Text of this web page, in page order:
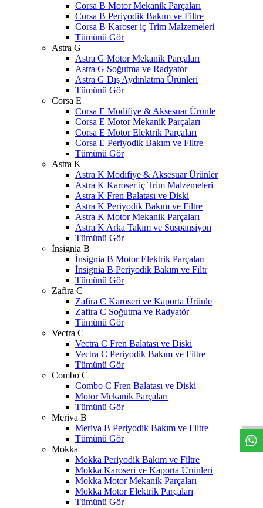
Corsa B Motor Mekanik Parçaları
Corsa B Periyodik Bakım ve Filtre
Corsa B Karoser iç Trim Malzemeleri
Tümünü Gör
Astra G
Astra G Motor Mekanik Parçaları
Astra G Soğutma ve Radyatör
Astra G Dış Aydınlatma Ürünleri
Tümünü Gör
Corsa E
Corsa E Modifiye & Aksesuar Ürünle
Corsa E Motor Mekanik Parçaları
Corsa E Motor Elektrik Parçaları
Corsa E Periyodik Bakım ve Filtre
Tümünü Gör
Astra K
Astra K Modifiye & Aksesuar Ürünler
Astra K Karoser iç Trim Malzemeleri
Astra K Fren Balatası ve Diski
Astra K Periyodik Bakım ve Filtre
Astra K Motor Mekanik Parçaları
Astra K Arka Takım ve Süspansiyon
Tümünü Gör
İnsignia B
İnsignia B Motor Elektrik Parçaları
İnsignia B Periyodik Bakım ve Filtr
Tümünü Gör
Zafira C
Zafira C Karoseri ve Kaporta Ürünle
Zafira C Soğutma ve Radyatör
Tümünü Gör
Vectra C
Vectra C Fren Balatası ve Diski
Vectra C Periyodik Bakım ve Filtre
Tümünü Gör
Combo C
Combo C Fren Balatası ve Diski
Motor Mekanik Parçaları
Tümünü Gör
Meriva B
Meriva B Periyodik Bakım ve Filtre
Tümünü Gör
Mokka
Mokka Periyodik Bakım ve Filtre
Mokka Karoseri ve Kaporta Ürünleri
Mokka Motor Mekanik Parçaları
Mokka Motor Elektrik Parçaları
Tümünü Gör